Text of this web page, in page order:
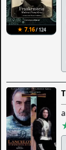
★ 7.16/ 124